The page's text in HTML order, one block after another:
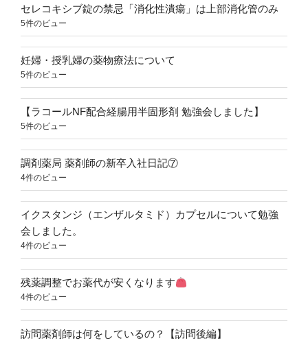
セレコキシブ錠の禁忌「消化性潰瘍」は上部消化管のみ
5件のビュー
妊婦・授乳婦の薬物療法について
5件のビュー
【ラコールNF配合経腸用半固形剤 勉強会しました】
5件のビュー
調剤薬局 薬剤師の新卒入社日記⑦
4件のビュー
イクスタンジ（エンザルタミド）カプセルについて勉強
会しました。
4件のビュー
残薬調整でお薬代が安くなります
4件のビュー
訪問薬剤師は何をしているの？【訪問後編】